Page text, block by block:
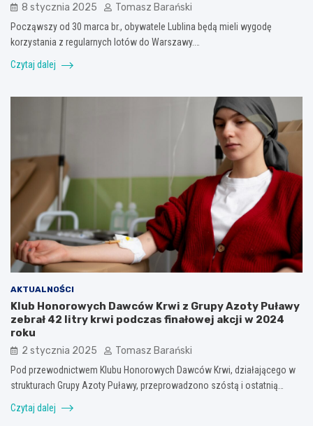
8 stycznia 2025 Tomasz Barański
Począwszy od 30 marca br., obywatele Lublina będą mieli wygodę
korzystania z regularnych lotów do Warszawy.…
Czytaj dalej
AKTUALNOŚCI
Klub Honorowych Dawców Krwi z Grupy Azoty Puławy
zebrał 42 litry krwi podczas finałowej akcji w 2024
roku
2 stycznia 2025 Tomasz Barański
Pod przewodnictwem Klubu Honorowych Dawców Krwi, działającego w
strukturach Grupy Azoty Puławy, przeprowadzono szóstą i ostatnią…
Czytaj dalej